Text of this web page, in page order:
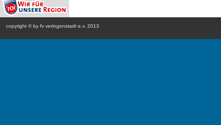
copyright © by fv veringenstadt e.v. 2013